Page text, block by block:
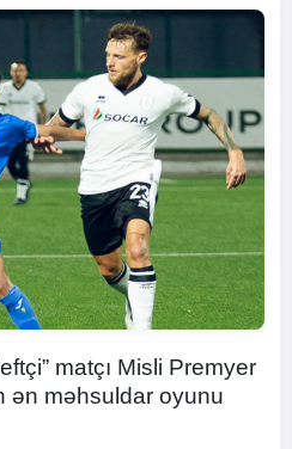
matçı Misli Premyer
ən məhsuldar oyunu